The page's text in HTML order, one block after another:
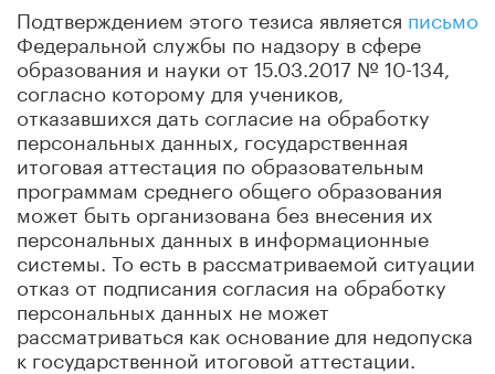
Подтверждением этого тезиса является письмо
Федеральной службы по надзору в сфере
образования и науки от 15.03.2017 № 10-134,
согласно которому для учеников,
отказавшихся дать согласие на обработку
персональных данных, государственная
итоговая аттестация по образовательным
программам среднего общего образования
может быть организована без внесения их
персональных данных в информационные
системы. То есть в рассматриваемой ситуации
отказ от подписания согласия на обработку
персональных данных не может
рассматриваться как основание для недопуска
к государственной итоговой аттестации.